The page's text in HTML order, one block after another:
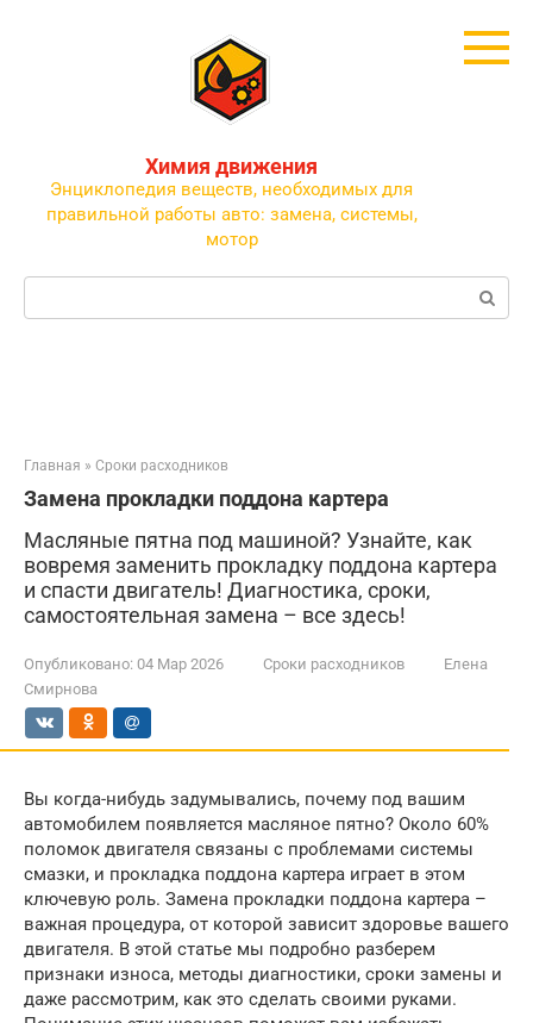
Химия движения
Энциклопедия веществ, необходимых для
правильной работы авто: замена, системы,
мотор
Поиск:
Главная » Сроки расходников
Замена прокладки поддона картера
Масляные пятна под машиной? Узнайте, как
вовремя заменить прокладку поддона картера
и спасти двигатель! Диагностика, сроки,
самостоятельная замена – все здесь!
Опубликовано: 04 Мар 2026 Сроки расходников
Елена
Смирнова
Вы когда-нибудь задумывались, почему под вашим
автомобилем появляется масляное пятно? Около 60%
поломок двигателя связаны с проблемами системы
смазки, и прокладка поддона картера играет в этом
ключевую роль. Замена прокладки поддона картера –
важная процедура, от которой зависит здоровье вашего
двигателя. В этой статье мы подробно разберем
признаки износа, методы диагностики, сроки замены и
даже рассмотрим, как это сделать своими руками.